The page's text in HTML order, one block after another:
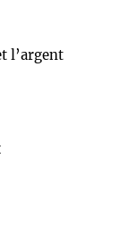
l’argent